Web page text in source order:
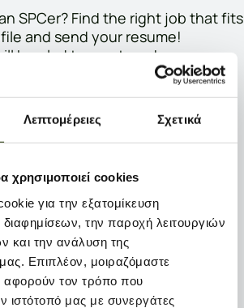
Λεπτομέρειες Σχετικά
χρησιμοποιεί cookies
για την εξατομίκευση
διαφημίσεων, την παροχή λειτουργιών
και την ανάλυση της
Επιπλέον, μοιραζόμαστε
αφορούν τον τρόπο που
ιστότοπό μας με συνεργάτες
SPCer? Find the right job that fits
and send your resume!
be glad to meet you!
open to new collaborations!
field At the office
Apply for job